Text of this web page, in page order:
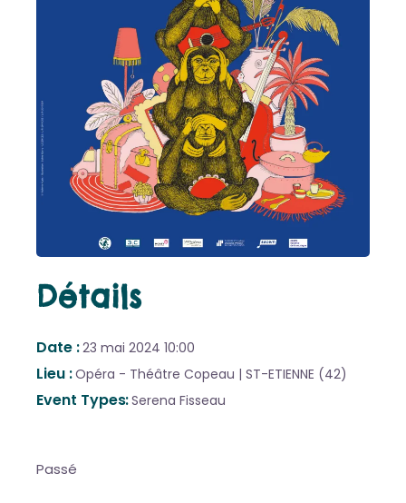
Détails
Date 23 mai 2024 10:00
Lieu Opéra - Théâtre Copeau | ST-ETIENNE (42)
Event Types Serena Fisseau
Passé